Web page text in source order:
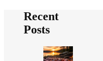
Recent
Posts